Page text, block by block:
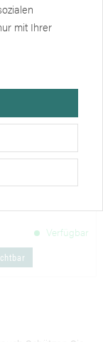
flach
Verfügbar
Verfügbar
mit Ihrer